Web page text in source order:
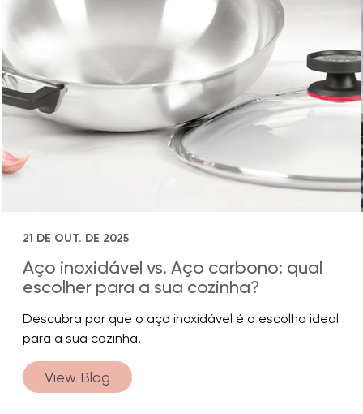
21 DE OUT. DE 2025
Aço inoxidável vs. Aço carbono: qual
escolher para a sua cozinha?
Descubra por que o aço inoxidável é a escolha ideal
para a sua cozinha.
View Blog